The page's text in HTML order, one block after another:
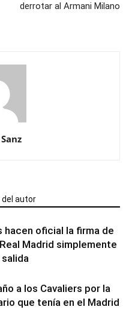
derrotar al Armani Milano
del autor
hacen oficial la firma de
Madrid simplemente
a los Cavaliers por la
que tenía en el Madrid